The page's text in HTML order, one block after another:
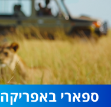
ספארי באפריקה